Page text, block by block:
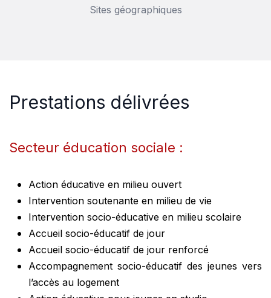
Sites géographiques
Prestations délivré​es
Secteur éducation sociale :
Action éducative en milieu ouvert
Intervention soutenante en milieu de vie
Intervention socio-éducative en milieu scolaire
Accueil socio-éducatif de jour
Accueil socio-éducatif de jour renforcé
Accompagnement socio-éducatif des jeunes vers
l’accès au logement